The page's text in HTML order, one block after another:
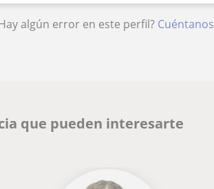
algún error en este perfil? Cuéntanos
que pueden interesarte